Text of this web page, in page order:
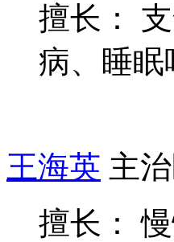
擅长：
病、睡眠
王海英 主
擅长：